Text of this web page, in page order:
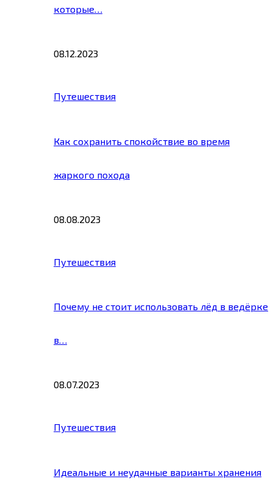
которые…
08.12.2023
Путешествия
Как сохранить спокойствие во время
жаркого похода
08.08.2023
Путешествия
Почему не стоит использовать лёд в ведёрке
в…
08.07.2023
Путешествия
Идеальные и неудачные варианты хранения